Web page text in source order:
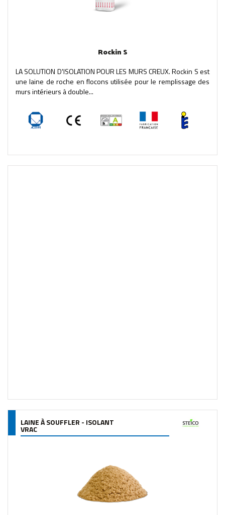
Rockin S
LA SOLUTION D'ISOLATION POUR LES MURS CREUX. Rockin S est
une laine de roche en flocons utilisée pour le remplissage des
murs intérieurs à double...
LAINE À SOUFFLER - ISOLANT
VRAC